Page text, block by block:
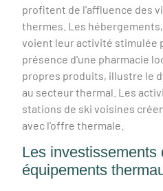
profitent de l'affluence des
thermes. Les
voient leur activité stimulée
présence d'une pharmacie
propres produits, illustre le
au secteur thermal. Les
stations de ski voisines
avec l'offre thermale.
Les investissements
équipements